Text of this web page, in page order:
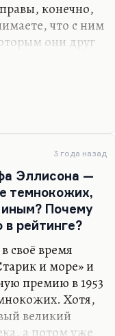
конечно,
что с ним
они друг
одновременно
вот для
— это
Он уперся в
сильно.
и
три разных
все-таки…
3 года назад
Эллисона —
темнокожих,
иным? Почему
рейтинге?
своё время
и море» и
премию в 1953
Хотя,
великий
а потом уже